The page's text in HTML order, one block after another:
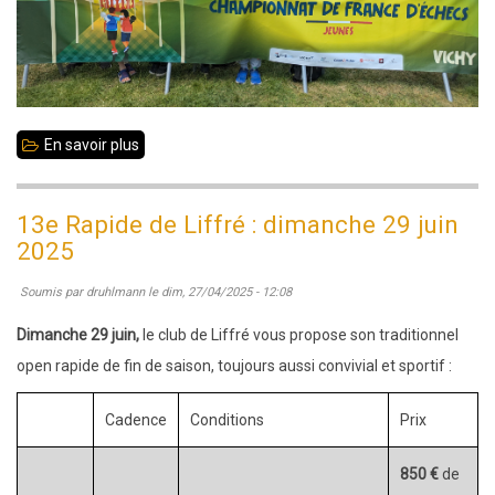
En savoir plus
au
mai
2025
:
France
Jeunes
13e Rapide de Liffré : dimanche 29 juin
2025
Soumis par druhlmannle dim, 27/04/2025 - 12:08
Dimanche 29 juin, le club de Liffré vous propose son traditionnel
open rapide de fin de saison, toujours aussi convivial et sportif :
Cadence Conditions Prix
850 €de